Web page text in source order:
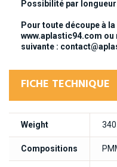
Possibilité par
Pour toute découpe à
www.aplastic94.com
suivante :
FICHE TECHNIQUE
Weight
Compositions